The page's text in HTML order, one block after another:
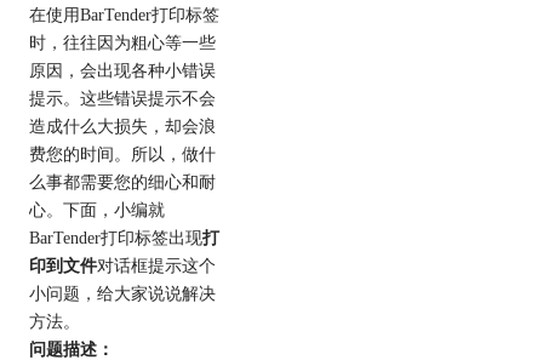
在使用BarTender打印标签
时，往往因为粗心等一些
原因，会出现各种小错误
提示。这些错误提示不会
造成什么大损失，却会浪
费您的时间。所以，做什
么事都需要您的细心和耐
心。下面，小编就
BarTender打印标签出现打
印到文件对话框提示这个
小问题，给大家说说解决
方法。
问题描述：